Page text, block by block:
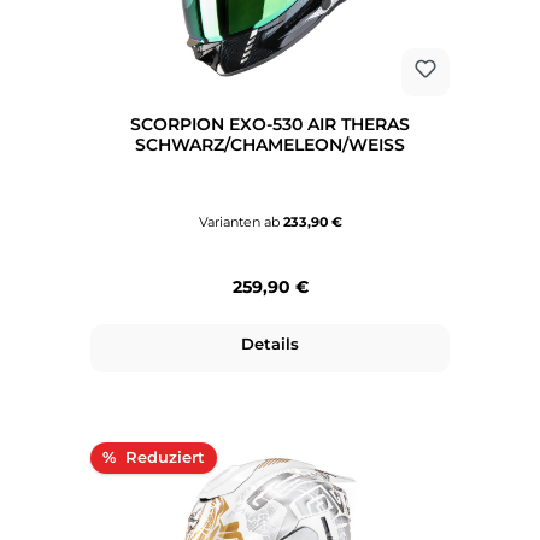
SCORPION EXO-530 AIR THERAS
SCHWARZ/CHAMELEON/WEISS
Varianten ab233,90 €
Regulärer Preis:
259,90 €
Details
% Rabatt